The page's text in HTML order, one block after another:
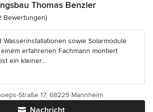
Thomas Benzler
5 von 5 Sternen
Bewertungen)
Wasserinstallationen sowie Solarmodule
erfahrenen Fachmann montiert
ein kleiner...
Nachricht
Straße 17, 68229 Mannheim